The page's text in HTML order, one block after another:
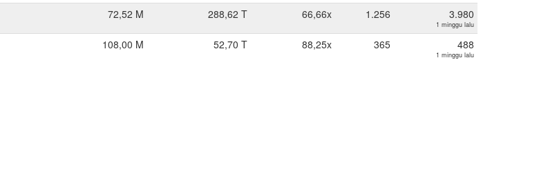
72,52 M 288,62 T 66,66x 1.256 3.980
1 minggu lalu
108,00 M 52,70 T 88,25x 365 488
1 minggu lalu